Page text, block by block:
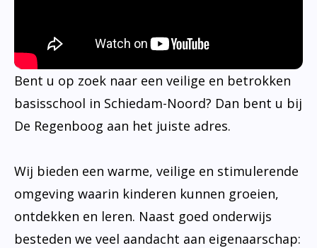
Bent u op zoek naar een veilige en betrokken
basisschool in Schiedam-Noord? Dan bent u bij
De Regenboog aan het juiste adres.
Wij bieden een warme, veilige en stimulerende
omgeving waarin kinderen kunnen groeien,
ontdekken en leren. Naast goed onderwijs
besteden we veel aandacht aan eigenaarschap: